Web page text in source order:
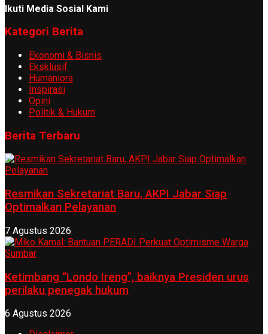
Ikuti Media Sosial Kami
Kategori Berita
Ekonomi & Bisnis
Eksklusif
Humaniora
Inspirasi
Opini
Politik & Hukum
Berita Terbaru
Resmikan Sekretariat Baru, AKPI Jabar Siap
Optimalkan Pelayanan
7 Agustus 2026
Ketimbang “Londo Ireng”, baiknya Presiden urus
perilaku penegak hukum
6 Agustus 2026